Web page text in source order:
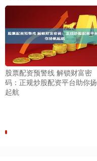
股票配资预警线 解锁财富密
码：正规炒股配资平台助你
起航